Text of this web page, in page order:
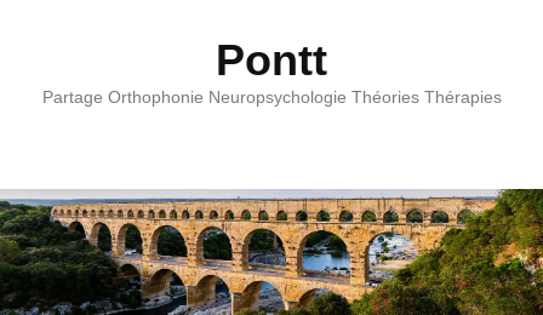
Pontt
Partage Orthophonie Neuropsychologie Théories Thérapies